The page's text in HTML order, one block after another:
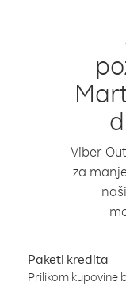
Viber
za
Paketi kredita
Prilikom kupovine